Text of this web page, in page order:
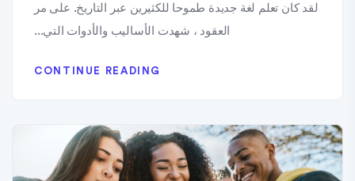
لقد كان تعلم لغة جديدة طموحا للكثيرين عبر التاريخ. على مر
العقود ، شهدت الأساليب والأدوات التي...
CONTINUE READING